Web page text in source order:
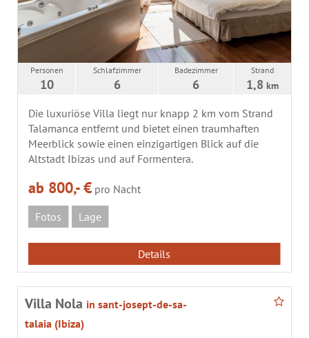
Personen
10
Schlafzimmer
6
Badezimmer
6
Strand
1,8 km
Die luxuriöse Villa liegt nur knapp 2 km vom Strand
Talamanca entfernt und bietet einen traumhaften
Meerblick sowie einen einzigartigen Blick auf die
Altstadt Ibizas und auf Formentera.
ab 800,- € pro Nacht
Fotos
Lage
Details
Villa Nola in sant-josept-de-sa-
talaia (Ibiza)